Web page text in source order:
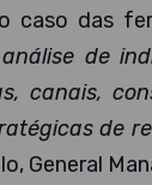
caso das
de
canais,
de
General